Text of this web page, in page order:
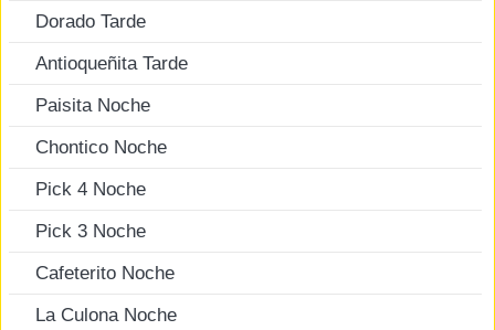
Dorado Tarde
Antioqueñita Tarde
Paisita Noche
Chontico Noche
Pick 4 Noche
Pick 3 Noche
Cafeterito Noche
La Culona Noche